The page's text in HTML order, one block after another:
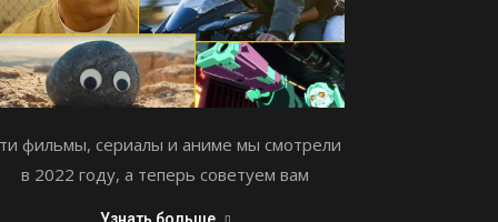
фильмы, сериалы и аниме мы смотрели
в 2022 году, а теперь советуем вам